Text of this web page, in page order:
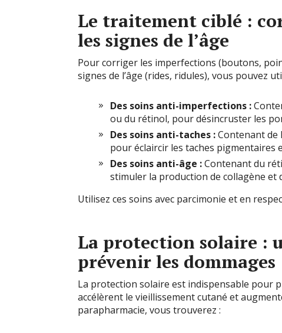
Le traitement ciblé :
les signes de l’âge
Pour corriger les imperfections (boutons,
signes de l’âge (rides, ridules), vous pouvez
Des soins anti-imperfections :
ou du rétinol, pour désincruster les
Des soins anti-taches :Contenant de
pour éclaircir les taches pigmentaires
Des soins anti-âge :Contenant du
stimuler la production de collagène et
Utilisez ces soins avec parcimonie et en
La protection solaire :
prévenir les dommages
La protection solaire est indispensable pour
accélèrent le vieillissement cutané et
parapharmacie, vous trouverez :